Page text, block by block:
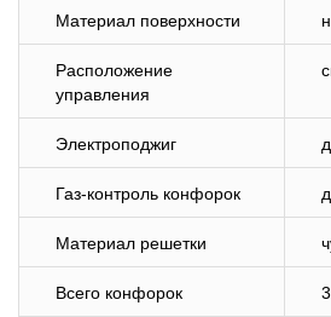
Материал поверхности
Расположение
управления
Электроподжиг
Газ-контроль конфорок
Материал решетки
Всего конфорок 3